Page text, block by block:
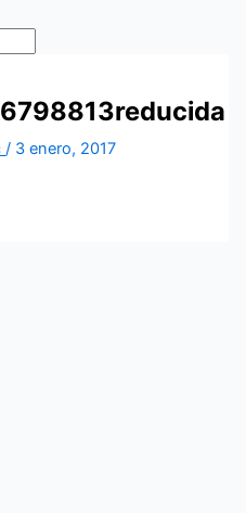
/ 3 enero, 2017